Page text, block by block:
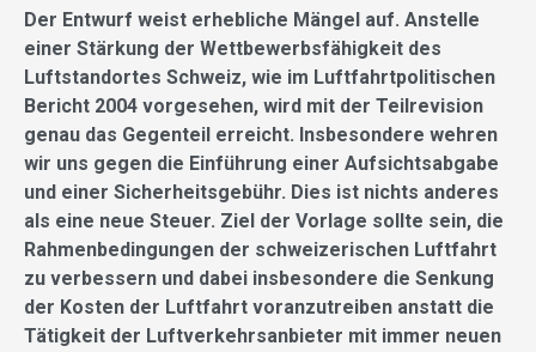
Der Entwurf weist erhebliche Mängel auf. Anstelle
einer Stärkung der Wettbewerbsfähigkeit des
Luftstandortes Schweiz, wie im Luftfahrtpolitischen
Bericht 2004 vorgesehen, wird mit der Teilrevision
genau das Gegenteil erreicht. Insbesondere wehren
wir uns gegen die Einführung einer Aufsichtsabgabe
und einer Sicherheitsgebühr. Dies ist nichts anderes
als eine neue Steuer. Ziel der Vorlage sollte sein, die
Rahmenbedingungen der schweizerischen Luftfahrt
zu verbessern und dabei insbesondere die Senkung
der Kosten der Luftfahrt voranzutreiben anstatt die
Tätigkeit der Luftverkehrsanbieter mit immer neuen